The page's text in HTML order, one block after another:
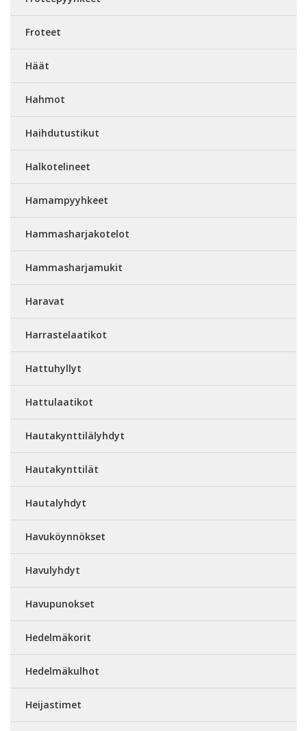
Froteet
Häät
Hahmot
Haihdutustikut
Halkotelineet
Hamampyyhkeet
Hammasharjakotelot
Hammasharjamukit
Haravat
Harrastelaatikot
Hattuhyllyt
Hattulaatikot
Hautakynttilälyhdyt
Hautakynttilät
Hautalyhdyt
Havuköynnökset
Havulyhdyt
Havupunokset
Hedelmäkorit
Hedelmäkulhot
Heijastimet